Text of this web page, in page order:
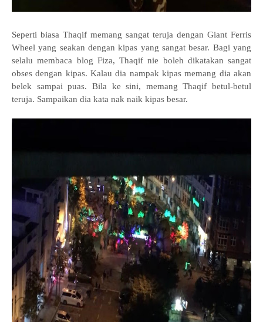
Seperti biasa Thaqif memang sangat teruja dengan Giant Ferris
Wheel yang seakan dengan kipas yang sangat besar. Bagi yang
selalu membaca blog Fiza, Thaqif nie boleh dikatakan sangat
obses dengan kipas. Kalau dia nampak kipas memang dia akan
belek sampai puas. Bila ke sini, memang Thaqif betul-betul
teruja. Sampaikan dia kata nak naik kipas besar.